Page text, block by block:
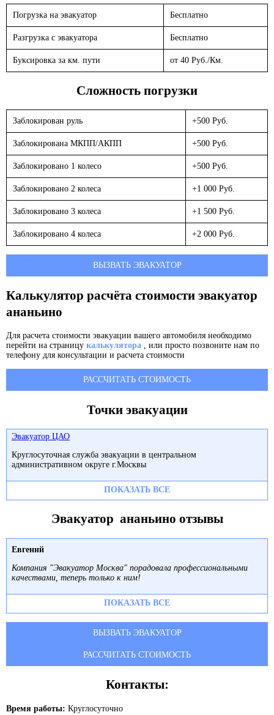
Погрузка на эвакуатор Бесплатно
Разгрузка с эвакуатора Бесплатно
Буксировка за км. пути от 40 Руб./Км.
Сложность погрузки
Заблокирован руль +500 Руб.
Заблокирована МКПП/АКПП +500 Руб.
Заблокировано 1 колесо +500 Руб.
Заблокировано 2 колеса +1 000 Руб.
Заблокировано 3 колеса +1 500 Руб.
Заблокировано 4 колеса +2 000 Руб.
ВЫЗВАТЬ ЭВАКУАТОР
Калькулятор расчёта стоимости эвакуатор
ананьино
Для расчета стоимости эвакуации вашего автомобиля необходимо
перейти на страницу калькулятора , или просто позвоните нам по
телефону для консультации и расчета стоимости
РАССЧИТАТЬ СТОИМОСТЬ
Точки эвакуации
Эвакуатор ЦАО
Круглосуточная служба эвакуации в центральном
административном округе г.Москвы
ПОКАЗАТЬ ВСЕ
Эвакуатор ананьино отзывы
Евгений
Компания "Эвакуатор Москва" порадовала профессиональными
качествами, теперь только к ним!
ПОКАЗАТЬ ВСЕ
ВЫЗВАТЬ ЭВАКУАТОР
РАССЧИТАТЬ СТОИМОСТЬ
Контакты:
Время работы: Круглосуточно